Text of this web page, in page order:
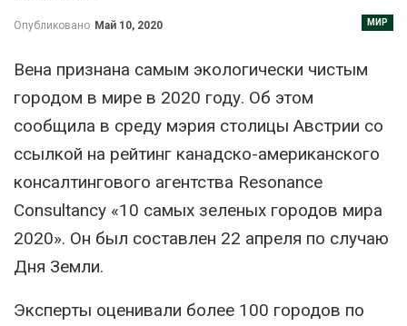
МИР
Опубликовано Май 10, 2020
Вена признана самым экологически чистым
городом в мире в 2020 году. Об этом
сообщила в среду мэрия столицы Австрии со
ссылкой на рейтинг канадско-американского
консалтингового агентства Resonance
Consultancy «10 самых зеленых городов мира
2020». Он был составлен 22 апреля по случаю
Дня Земли.
Эксперты оценивали более 100 городов по